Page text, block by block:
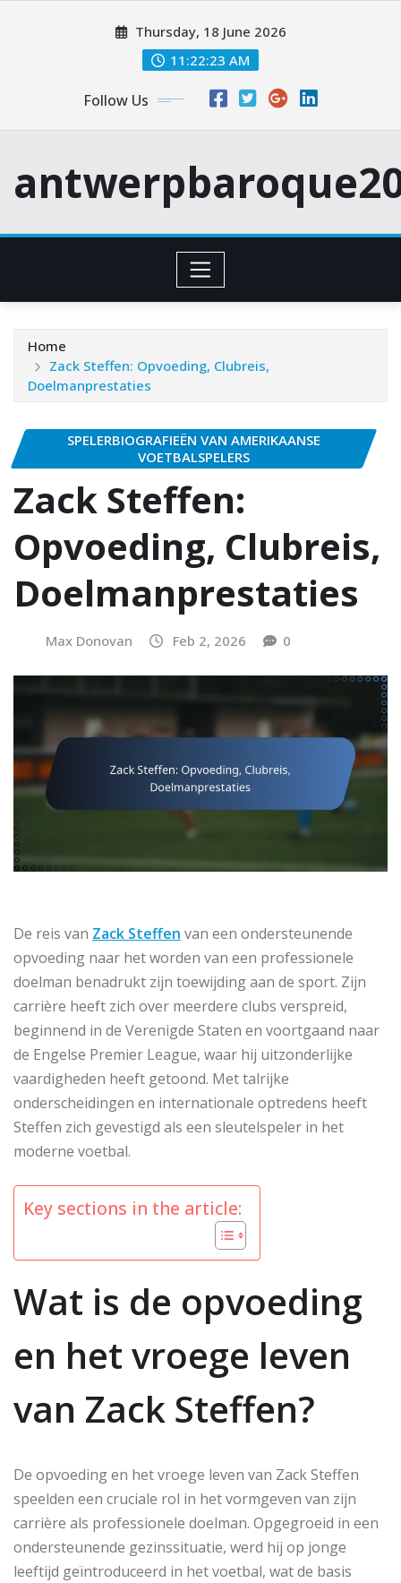
Thursday, 18 June 2026
11:22:24 AM
Follow Us
Home
Zack Steffen: Opvoeding, Clubreis,
Doelmanprestaties
SPELERBIOGRAFIEËN VAN AMERIKAANSE
VOETBALSPELERS
Zack Steffen:
Opvoeding, Clubreis,
Doelmanprestaties
Max Donovan Feb 2, 2026 0
De reis van Zack Steffen van een ondersteunende
opvoeding naar het worden van een professionele
doelman benadrukt zijn toewijding aan de sport. Zijn
carrière heeft zich over meerdere clubs verspreid,
beginnend in de Verenigde Staten en voortgaand naar
de Engelse Premier League, waar hij uitzonderlijke
vaardigheden heeft getoond. Met talrijke
onderscheidingen en internationale optredens heeft
Steffen zich gevestigd als een sleutelspeler in het
moderne voetbal.
Key sections in the article:
Wat is de opvoeding
en het vroege leven
van Zack Steffen?
De opvoeding en het vroege leven van Zack Steffen
speelden een cruciale rol in het vormgeven van zijn
carrière als professionele doelman. Opgegroeid in een
ondersteunende gezinssituatie, werd hij op jonge
leeftijd geïntroduceerd in het voetbal, wat de basis